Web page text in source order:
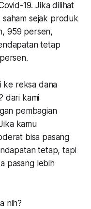
19. Jika dilihat
sejak produk
959 persen,
tetap
ke reksa dana
dari kami
pembagian
kamu
bisa pasang
tetap, tapi
pasang lebih
nih?